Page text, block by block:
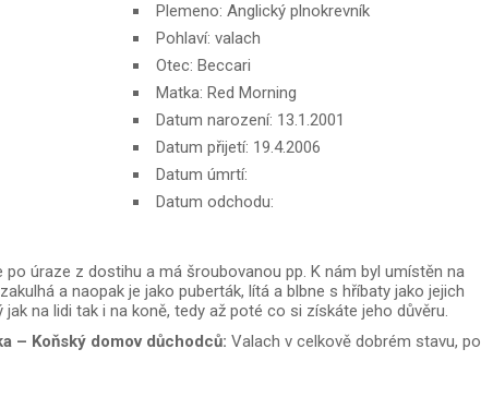
Plemeno: Anglický plnokrevník
Pohlaví: valach
Otec: Beccari
Matka: Red Morning
Datum narození: 13.1.2001
Datum přijetí: 19.4.2006
Datum úmrtí:
Datum odchodu:
po úraze z dostihu a má šroubovanou pp. K nám byl umístěn na
a naopak je jako puberták, lítá a blbne s hříbaty jako jejich
na lidi tak i na koně, tedy až poté co si získáte jeho důvěru.
– Koňský domov důchodců: Valach v celkově dobrém stavu, po